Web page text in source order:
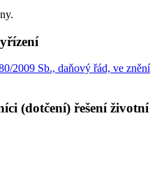
2009 Sb., daňový řád, ve znění
(dotčení) řešení životní